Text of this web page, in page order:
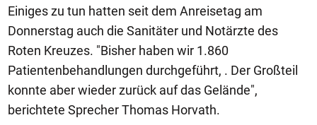
Einiges zu tun hatten seit dem Anreisetag am
Donnerstag auch die Sanitäter und Notärzte des
Roten Kreuzes. "Bisher haben wir 1.860
Patientenbehandlungen durchgeführt, . Der Großteil
konnte aber wieder zurück auf das Gelände",
berichtete Sprecher Thomas Horvath.